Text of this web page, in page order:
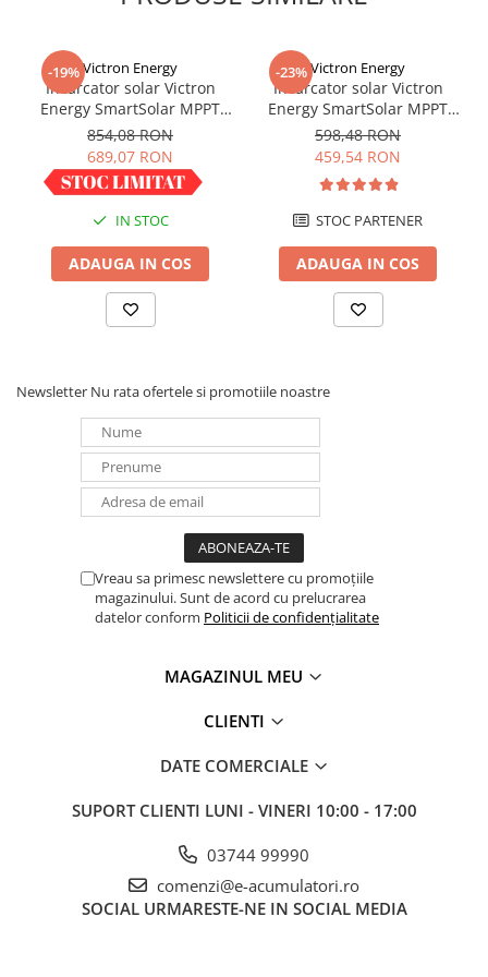
Redresoare auto, moto, barci si
stationare
Surse UPS
UPS pentru centrale termice si
sisteme de urgenta - acumulator
extern
UPS Calculatoare si Servere
UPS Trifazat
Stabilizatoare Tensiune
PDUs unitati de distributie a
energiei electrice
Acumulatori UPS
Drumetii / Camping
Accesorii
Frigidere portabile
Panouri portabile
Statii energie portabile
Intrerupatoare si prize
Lumina (Becuri si Lanterne)
Laptop & PC accesorii, baterii,
cabluri USB, prelungitoare USB
Cablu de date si Adaptoare
-19%Victron Energy
Incarcator solar Victron
Energy SmartSolar MPPT
100/30
854,08 RON
689,07 RON
IN STOC
ADAUGA IN COS
-23%Victron Energy
Incarcator solar Victron
Energy SmartSolar MPPT
100/20 (pana la 48V) Retail
598,48 RON
459,54 RON
STOC PARTENER
ADAUGA IN COS
Newsletter Nu rata ofertele si promotiile noastre
Vreau sa primesc newslettere cu promoțiile
magazinului. Sunt de acord cu prelucrarea
datelor conform Politicii de confidențialitate
MAGAZINUL MEU
CLIENTI
DATE COMERCIALE
SUPORT CLIENTI LUNI - VINERI 10:00 - 17:00
03744 99990
comenzi@e-acumulatori.ro
SOCIAL URMARESTE-NE IN SOCIAL MEDIA